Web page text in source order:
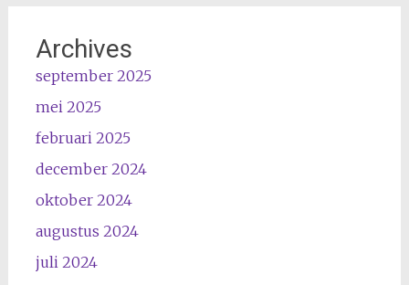
Archives
september 2025
mei 2025
februari 2025
december 2024
oktober 2024
augustus 2024
juli 2024